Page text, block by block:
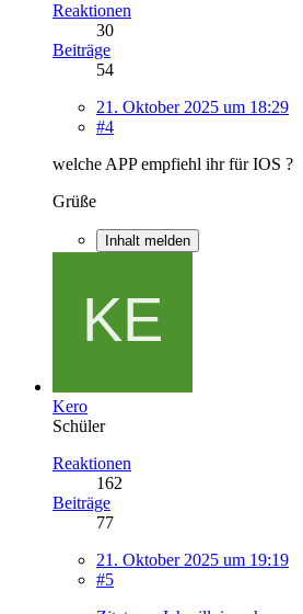
Reaktionen
30
Beiträge
54
21. Oktober 2025 um 18:29
#4
welche APP empfiehl ihr für IOS ?
Grüße
Inhalt melden
Kero
Schüler
Reaktionen
162
Beiträge
77
21. Oktober 2025 um 19:19
#5